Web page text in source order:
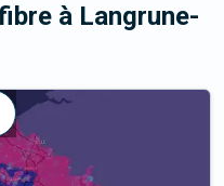
à Langrune-